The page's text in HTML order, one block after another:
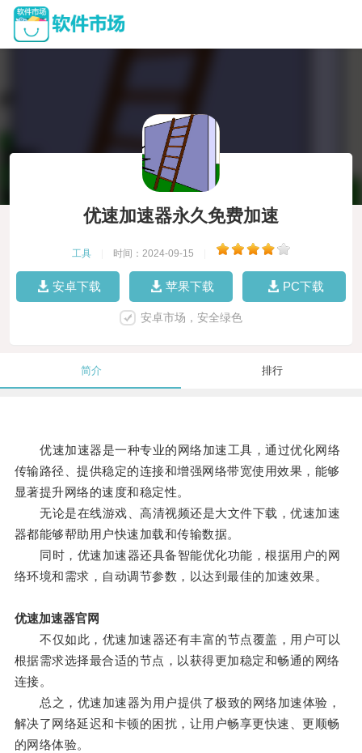
优速加速器永久免费加速
工具 时间：2024-09-15
安卓下载 苹果下载 PC下载
安卓市场，安全绿色
简介 排行
优速加速器是一种专业的网络加速工具，通过优化网络
传输路径、提供稳定的连接和增强网络带宽使用效果，能够
显著提升网络的速度和稳定性。
无论是在线游戏、高清视频还是大文件下载，优速加速
器都能够帮助用户快速加载和传输数据。
同时，优速加速器还具备智能优化功能，根据用户的网
络环境和需求，自动调节参数，以达到最佳的加速效果。
优速加速器官网
不仅如此，优速加速器还有丰富的节点覆盖，用户可以
根据需求选择最合适的节点，以获得更加稳定和畅通的网络
连接。
总之，优速加速器为用户提供了极致的网络加速体验，
解决了网络延迟和卡顿的困扰，让用户畅享更快速、更顺畅
的网络体验。